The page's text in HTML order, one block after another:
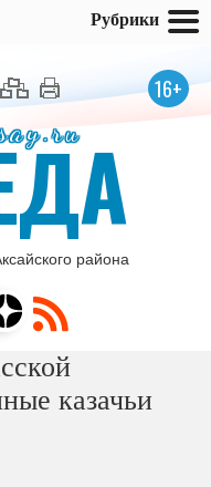
16+
района
казачьи
Рубрики